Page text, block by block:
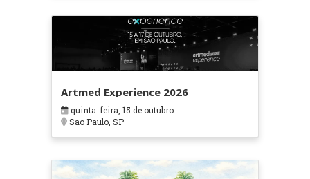
Artmed Experience 2026
quinta-feira, 15 de outubro
Sao Paulo, SP